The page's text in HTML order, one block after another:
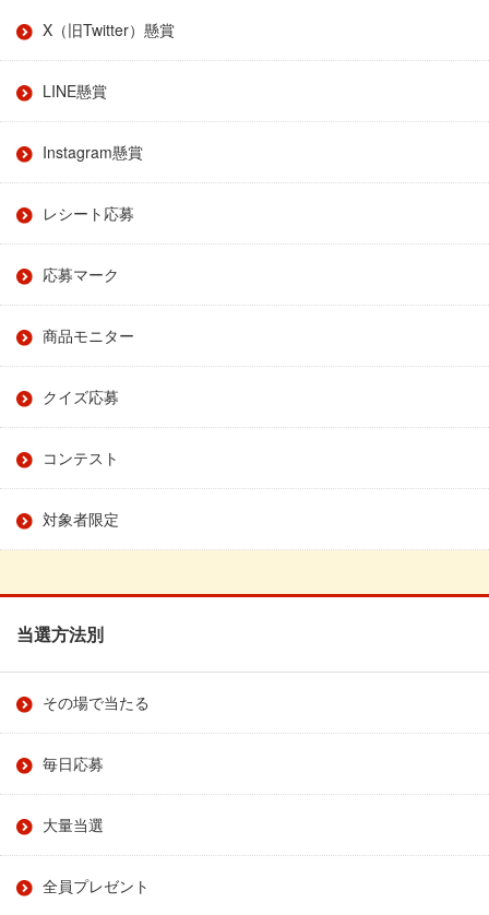
X（旧Twitter）懸賞
LINE懸賞
Instagram懸賞
レシート応募
応募マーク
商品モニター
クイズ応募
コンテスト
対象者限定
当選方法別
その場で当たる
毎日応募
大量当選
全員プレゼント